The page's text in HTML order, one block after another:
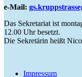
e-Mail:
Das Sekretariat ist
12.00 Uhr besetzt.
Die Sekretärin heißt
Impressum